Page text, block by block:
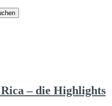
– die Highlights